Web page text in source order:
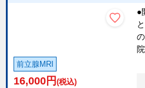
●
前立腺MRI
16,000 円 (税込)